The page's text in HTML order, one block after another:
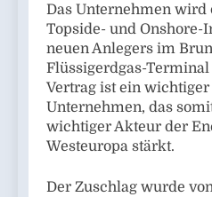
Das Unternehmen wird
Topside- und
neuen Anlegers im
Flüssigerdgas-
Vertrag ist ein
Unternehmen, das
wichtiger Akteur der
Westeuropa stärkt.
Der Zuschlag wurde